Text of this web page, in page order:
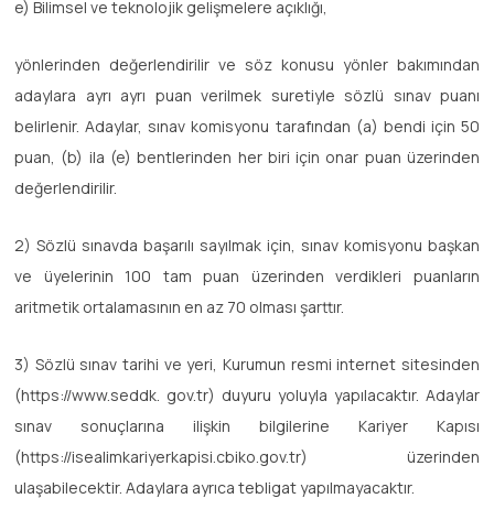
e) Bilimsel ve teknolojik gelişmelere açıklığı,
yönlerinden değerlendirilir ve söz konusu yönler bakımından
adaylara ayrı ayrı puan verilmek suretiyle sözlü sınav puanı
belirlenir. Adaylar, sınav komisyonu tarafından (a) bendi için 50
puan, (b) ila (e) bentlerinden her biri için onar puan üzerinden
değerlendirilir.
2) Sözlü sınavda başarılı sayılmak için, sınav komisyonu başkan
ve üyelerinin 100 tam puan üzerinden verdikleri puanların
aritmetik ortalamasının en az 70 olması şarttır.
3) Sözlü sınav tarihi ve yeri, Kurumun resmi internet sitesinden
(https://www.seddk. gov.tr) duyuru yoluyla yapılacaktır. Adaylar
sınav sonuçlarına ilişkin bilgilerine Kariyer Kapısı
(https://isealimkariyerkapisi.cbiko.gov.tr) üzerinden
ulaşabilecektir. Adaylara ayrıca tebligat yapılmayacaktır.